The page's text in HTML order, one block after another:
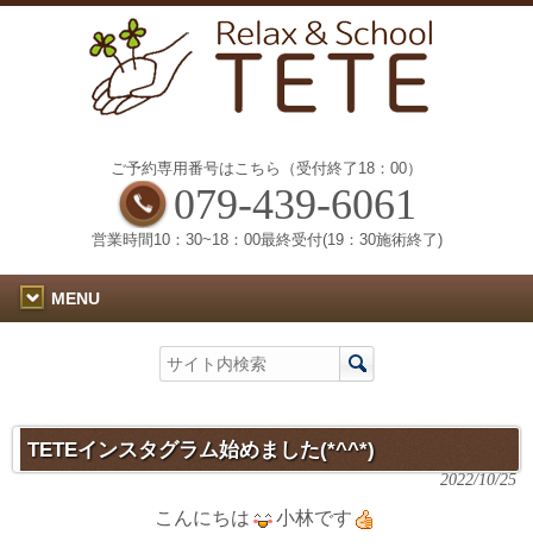
ご予約専用番号はこちら（受付終了18：00）
079-439-6061
営業時間10：30~18：00最終受付(19：30施術終了)
MENU
TETEインスタグラム始めました(*^^*)
2022/10/25
こんにちは 小林です